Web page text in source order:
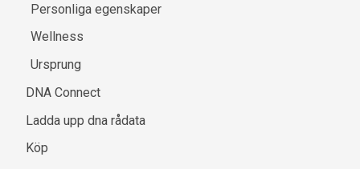
Personliga egenskaper
Wellness
Ursprung
DNA Connect
Ladda upp dna rådata
Köp